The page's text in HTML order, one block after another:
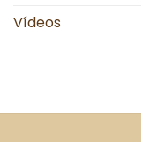
Vídeos